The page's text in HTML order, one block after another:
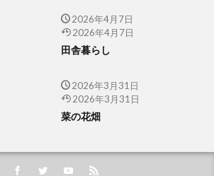
2026年4月7日
2026年4月7日
田舎暮らし
2026年3月31日
2026年3月31日
菜の花畑